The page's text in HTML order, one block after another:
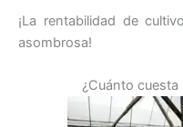
¡La rentabilidad de
asombrosa!
¿Cuánto